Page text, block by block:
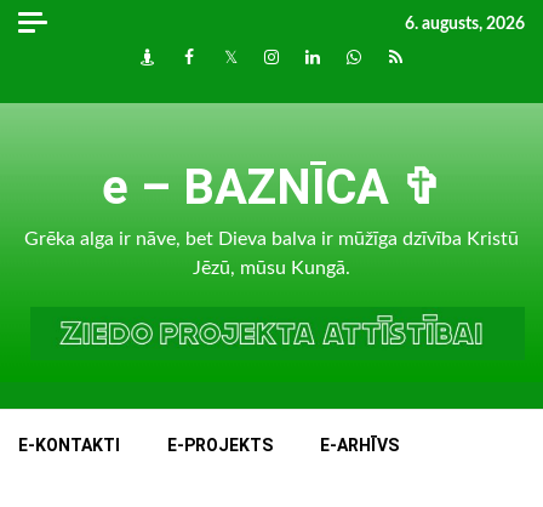
Skip
6. augusts, 2026
DraugiemFacebook
TwitterInstagram
LinkedInwhatsapp
RSS
e – BAZNĪCA ✞
Grēka alga ir nāve, bet Dieva balva ir mūžīga dzīvība Kristū
Jēzū, mūsu Kungā.
E-KONTAKTI E-PROJEKTS E-ARHĪVS